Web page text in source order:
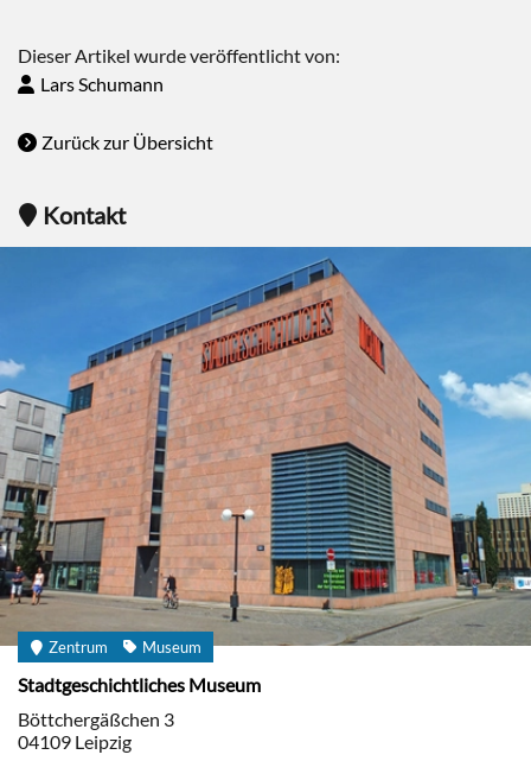
Dieser Artikel wurde veröffentlicht von:
Lars Schumann
Zurück zur Übersicht
Kontakt
Zentrum Museum
Stadtgeschichtliches Museum
Böttchergäßchen 3
04109 Leipzig